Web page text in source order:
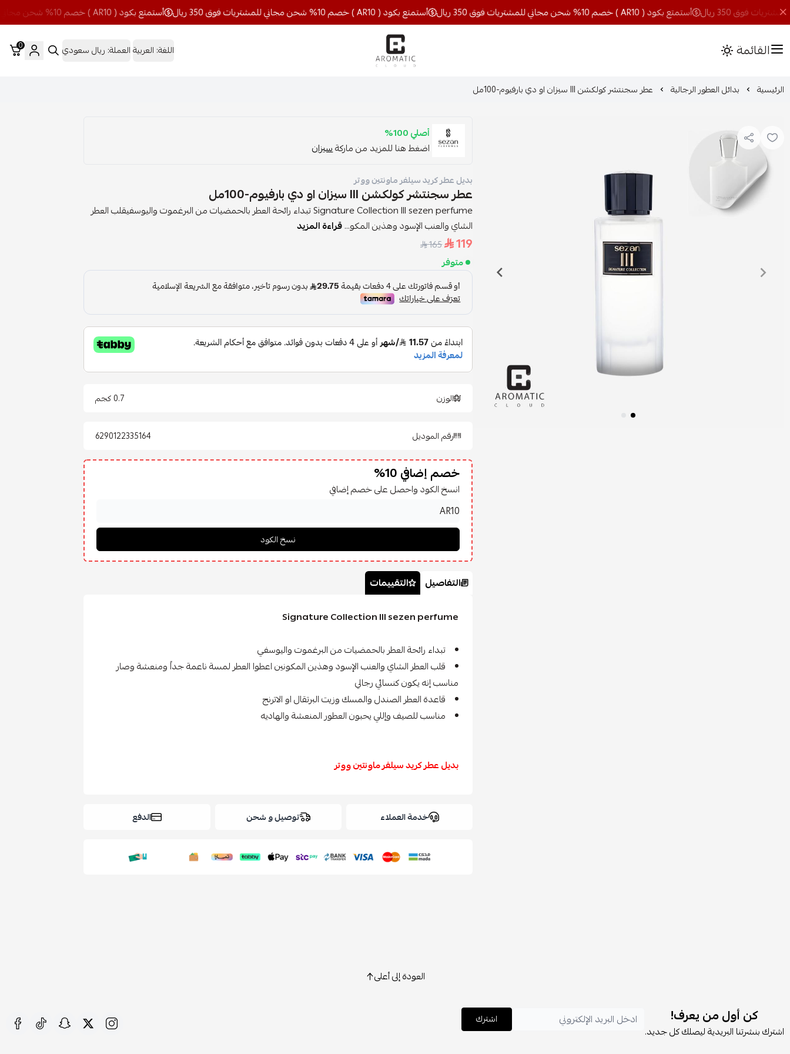
أستمتع بكود ( AR10 ) خصم 10% شحن مجاني للمشتريات فوق 350 ريال أستمتع بكود ( AR10 ) خصم 10% شحن مجاني للمشتريات فوق 350 ريال أستمتع بكود ( AR10 ) خصم 10% شحن مجاني للمشتريات فوق 350 ريال
القائمة اروماتيك كلاود اللغة: العربيةالعملة: ريال سعودي 0
الرئيسية بدائل العطور الرجالية عطر سجنتشر كولكشن lll سيزان او دي بارفيوم-100مل
أصلي 100%
اضغط هنا للمزيد من ماركةسيزان
بديل عطر كريد سيلفر ماونتين ووتر
عطر سجنتشر كولكشن lll سيزان او دي بارفيوم-100مل
Signature Collection lll sezen perfume تبداء رائحة العطر بالحمضيات من البرغموت واليوسفيقلب العطر
الشاي والعنب الإسود وهذين المكو...قراءة المزيد
119
165
متوفر
الوزن 0.7 كجم
رقم الموديل 6290122335164
خصم إضافي 10%
انسخ الكود واحصل على خصم إضافي
التفاصيل التقييمات
Signature Collection lll sezen perfume
تبداء رائحة العطر بالحمضيات من البرغموت واليوسفي
قلب العطر الشاي والعنب الإسود وهذين المكونين اعطوا العطر لمسة ناعمة جداً ومنعشة وصار
مناسب إنه يكون كنسائي رجالي
قاعدة العطر الصندل والمسك وزيت البرتقال او الاترنج
مناسب للصيف وإللي يحبون العطور المنعشة والهاديه
بديل عطر كريد سيلفر ماونتين ووتر
خدمة العملاء توصيل و شحن الدفع
العودة إلى أعلى
كن أول من يعرف!
اشترك بنشرتنا البريدية ليصلك كل جديد.
اشترك